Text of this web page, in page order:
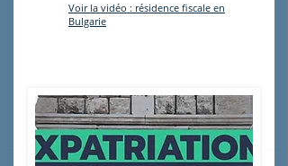
Voir la vidéo : résidence fiscale en
Bulgarie